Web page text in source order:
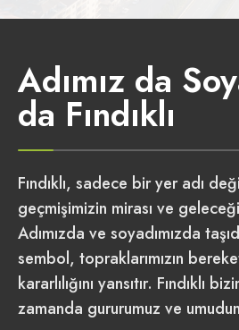
Adımız da
da Fındıklı
Fındıklı, sadece bir yer adı
geçmişimizin mirası ve
Adımızda ve soyadımızda
sembol, topraklarımızın
kararlılığını yansıtır. Fındıklı
zamanda gururumuz ve